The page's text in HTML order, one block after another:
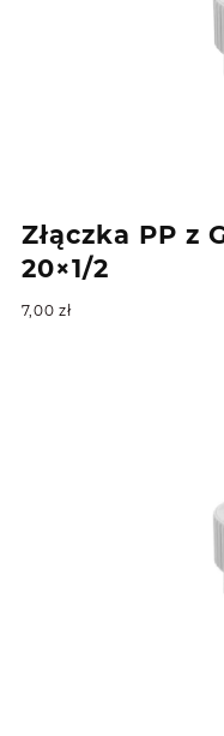
Złączka PP z
20×1/2
7,00 zł